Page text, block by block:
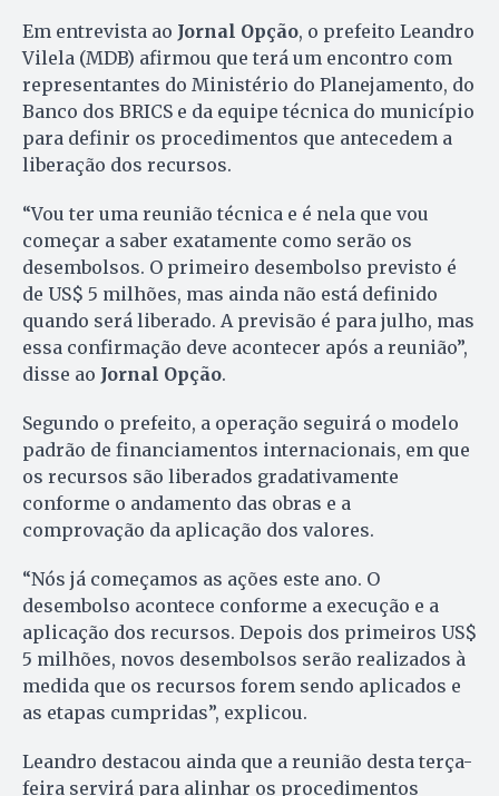
Em entrevista ao Jornal Opção, o prefeito Leandro
Vilela (MDB) afirmou que terá um encontro com
representantes do Ministério do Planejamento, do
Banco dos BRICS e da equipe técnica do município
para definir os procedimentos que antecedem a
liberação dos recursos.
“Vou ter uma reunião técnica e é nela que vou
começar a saber exatamente como serão os
desembolsos. O primeiro desembolso previsto é
de US$ 5 milhões, mas ainda não está definido
quando será liberado. A previsão é para julho, mas
essa confirmação deve acontecer após a reunião”,
disse ao Jornal Opção.
Segundo o prefeito, a operação seguirá o modelo
padrão de financiamentos internacionais, em que
os recursos são liberados gradativamente
conforme o andamento das obras e a
comprovação da aplicação dos valores.
“Nós já começamos as ações este ano. O
desembolso acontece conforme a execução e a
aplicação dos recursos. Depois dos primeiros US$
5 milhões, novos desembolsos serão realizados à
medida que os recursos forem sendo aplicados e
as etapas cumpridas”, explicou.
Leandro destacou ainda que a reunião desta terça-
feira servirá para alinhar os procedimentos